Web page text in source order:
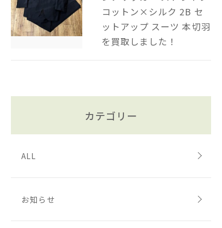
コットン×シルク 2B​ セ
ットアップ スーツ 本切羽
を買取しました！
カテゴリー
ALL
お知らせ